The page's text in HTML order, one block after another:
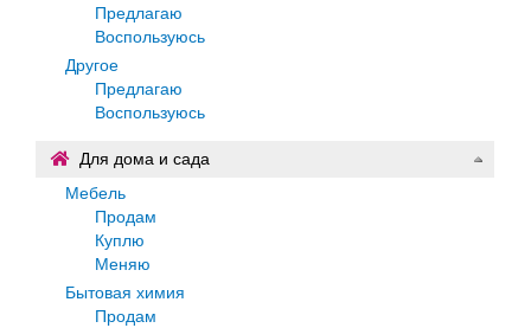
Предлагаю
Воспользуюсь
Другое
Предлагаю
Воспользуюсь
Для дома и сада
Мебель
Продам
Куплю
Меняю
Бытовая химия
Продам